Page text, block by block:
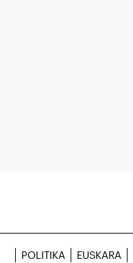
POLITIKA EUSKARA